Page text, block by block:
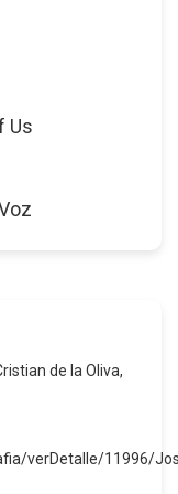
Us
de la Oliva,
verDetalle/11996/